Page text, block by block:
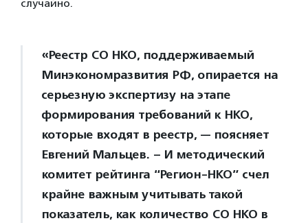
случайно.
«Реестр СО НКО, поддерживаемый
Минэкономразвития РФ, опирается на
серьезную экспертизу на этапе
формирования требований к НКО,
которые входят в реестр, — поясняет
Евгений Мальцев. – И методический
комитет рейтинга “Регион-НКО” счел
крайне важным учитывать такой
показатель, как количество СО НКО в